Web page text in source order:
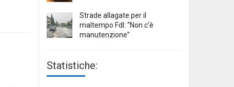
Strade allagate per il
maltempo FdI: “Non c’è
manutenzione”
Statistiche: